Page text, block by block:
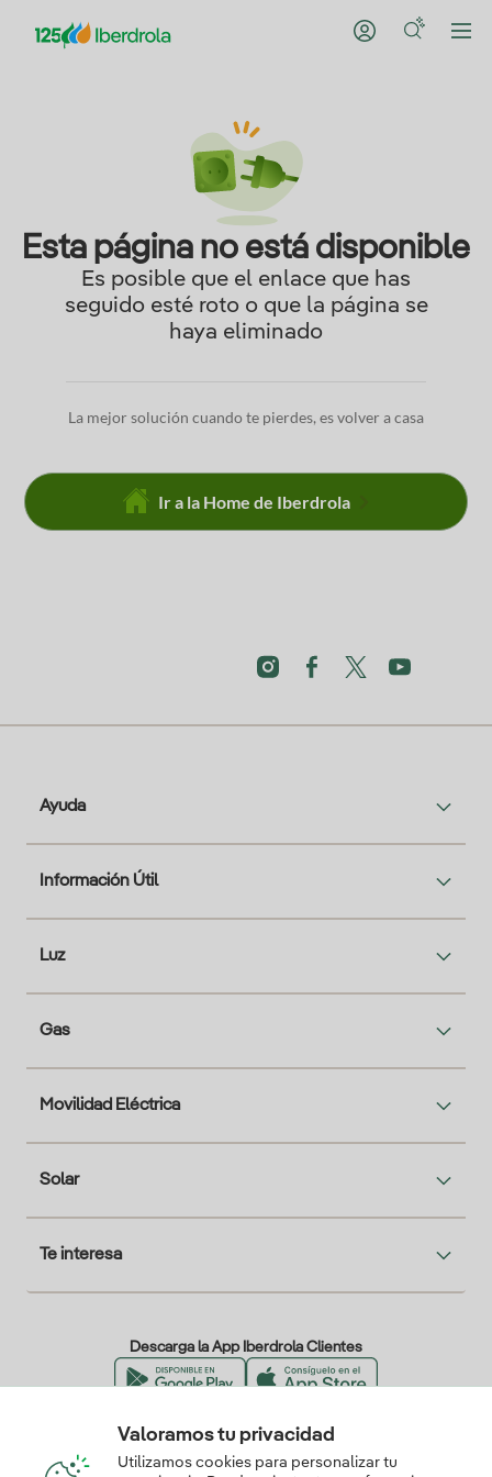
Esta página no está disponible
Es posible que el enlace que has
seguido esté roto o que la página se
haya eliminado
La mejor solución cuando te pierdes, es volver a casa
Ir a la Home de Iberdrola
Ayuda
Información Útil
Luz
Gas
Movilidad Eléctrica
Solar
Te interesa
Descarga la App Iberdrola Clientes
Nuestros certificados de confianza
Valoramos tu privacidad
Utilizamos cookies para personalizar tu